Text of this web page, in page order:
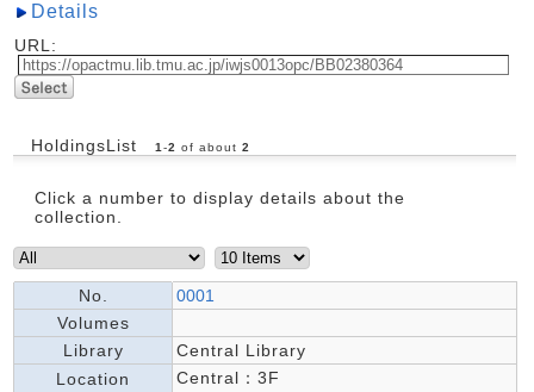
Details
URL:
HoldingsList 1 -2 of about 2
Click a number to display details about the
collection.
No.
0001
Volumes
Library
Central Library
Location
Central：3F